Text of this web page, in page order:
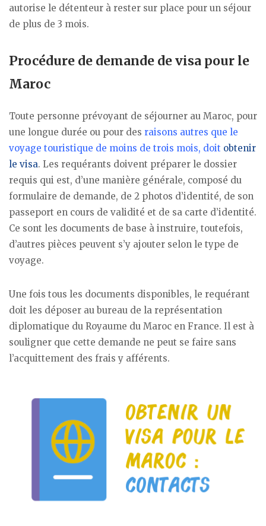
autorise le détenteur à rester sur place pour un séjour
de plus de 3 mois.
Procédure de demande de visa pour le
Maroc
Toute personne prévoyant de séjourner au Maroc, pour
une longue durée ou pour des raisons autres que le
voyage touristique de moins de trois mois, doit obtenir
le visa. Les requérants doivent préparer le dossier
requis qui est, d’une manière générale, composé du
formulaire de demande, de 2 photos d’identité, de son
passeport en cours de validité et de sa carte d’identité.
Ce sont les documents de base à instruire, toutefois,
d’autres pièces peuvent s’y ajouter selon le type de
voyage.
Une fois tous les documents disponibles, le requérant
doit les déposer au bureau de la représentation
diplomatique du Royaume du Maroc en France. Il est à
souligner que cette demande ne peut se faire sans
l’acquittement des frais y afférents.